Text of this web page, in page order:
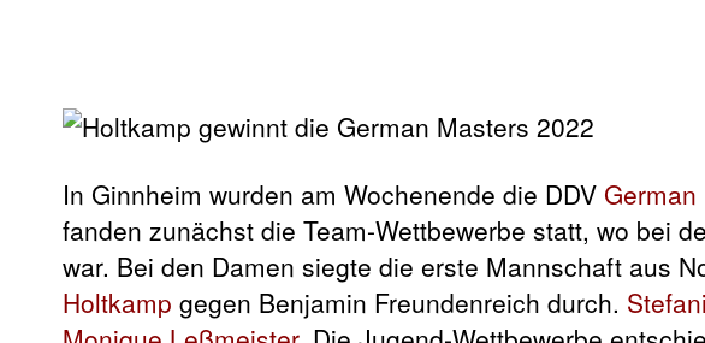
In Ginnheim wurden am Wochenende die DDV
fanden zunächst die Team-Wettbewerbe statt, wo bei
war. Bei den Damen siegte die erste Mannschaft aus
Holtkamp gegen Benjamin Freundenreich durch.